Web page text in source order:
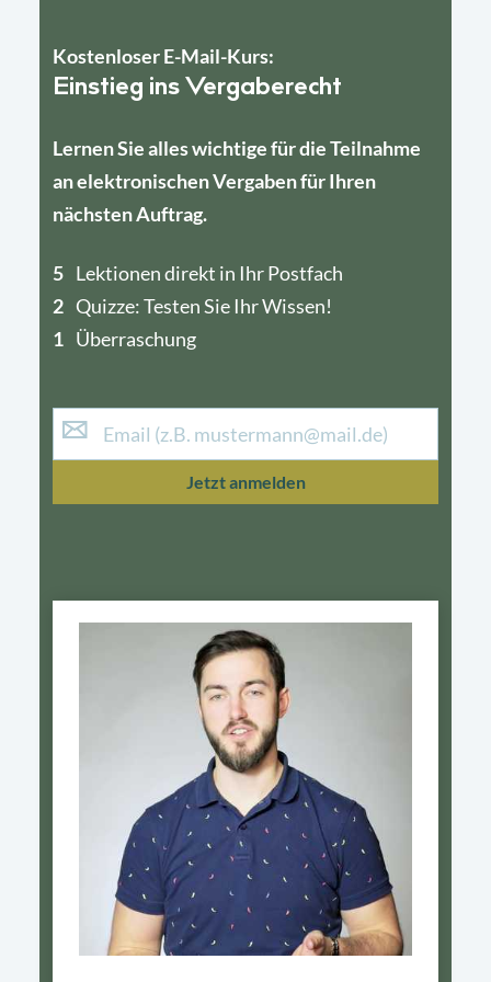
Kostenloser E-Mail-Kurs:
Einstieg ins Vergaberecht
Lernen Sie alles wichtige für die Teilnahme
an elektronischen Vergaben für Ihren
nächsten Auftrag.
5 Lektionen direkt in Ihr Postfach
2 Quizze: Testen Sie Ihr Wissen!
1 Überraschung
4
1
Jetzt anmelden